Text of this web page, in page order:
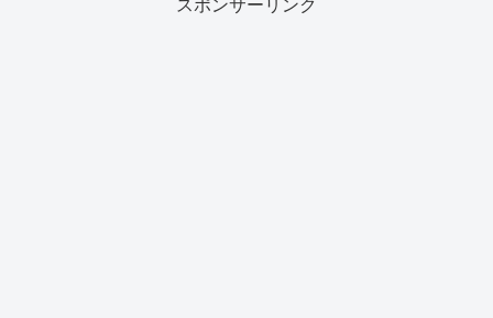
スポンサーリンク